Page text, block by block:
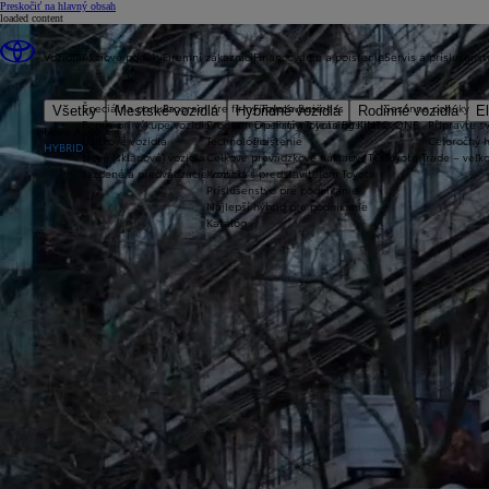
Preskočiť na hlavný obsah(Press Enter)
Vozidlá
Všetky Mestské vozidlá Hybridné vozidlá Rodinné vozidlá
Nové Aygo X
HYBRID
Akciové ponuky
Špeciálna ponuka
Bonus pri výkupe vozidla
Úžitkové vozidlá
Nové (skladové) vozidlá
Jazdené a predvádzacie vozidlá
Firemní zákazníci
Program pre firmy Toyota Business
Program pre firmy Toyota Business
Technológie
Celkové prevádzkové náklady (TCO)
Kontakt s predstaviteľom Toyota
Príslušenstvo pre podnikanie
Najlepší hybrid pre podnikanie
Katalóg
Financovanie a poistenie
Financovanie
Operatívny leasing KINTO ONE
Poistenie
Servis a
Sezónne ponuky
Připravte
Celoročný
Toyota Trade –
loaded content